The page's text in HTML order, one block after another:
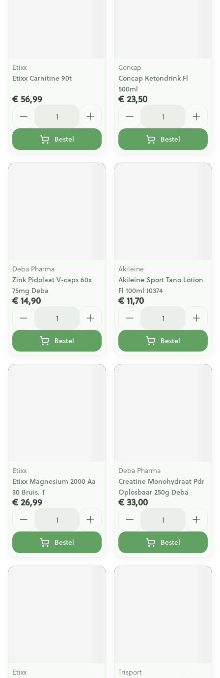
Etixx
Etixx Carnitine 90t
€ 56,99
Bestel
Concap
Concap Ketondrink Fl
500ml
€ 23,50
Bestel
Deba Pharma
Zink Pidolaat V-caps 60x
75mg Deba
€ 14,90
Bestel
Akileine
Akileine Sport Tano Lotion
Fl 100ml 10374
€ 11,70
Bestel
Etixx
Etixx Magnesium 2000 Aa
30 Bruis. T
€ 26,99
Bestel
Deba Pharma
Creatine Monohydraat Pdr
Oplosbaar 250g Deba
€ 33,00
Bestel
Etixx
Trisport